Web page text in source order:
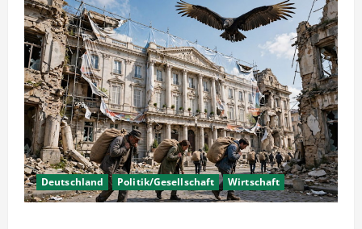
Deutschland Politik/Gesellschaft Wirtschaft